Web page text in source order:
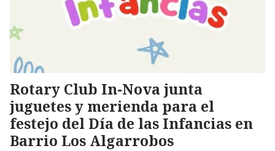
Rotary Club In-Nova junta
juguetes y merienda para el
festejo del Día de las Infancias en
Barrio Los Algarrobos